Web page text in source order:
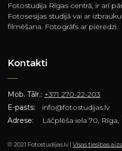
Fotostudija Rīgas centrā, ir arī
Fotosesijas studijā vai ar
filmēšana. Fotogrāfs ar pieredzi.
Kontakti
Mob. Tālr.: +371 270-22-203
E-pasts:
info@fotostudijas.lv
Adrese:
Lāčplēša iela 70, Rīga,
© 2021 Fotostudijas.lv | Visas tiesības